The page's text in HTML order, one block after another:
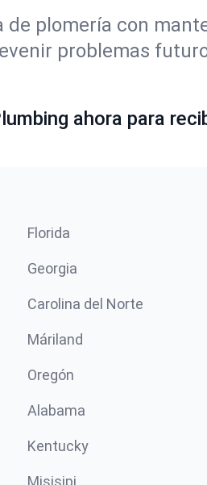
de plomería con
problemas
ahora para
Florida
Georgia
Carolina del Norte
Máriland
Oregón
Alabama
Kentucky
Misisipi